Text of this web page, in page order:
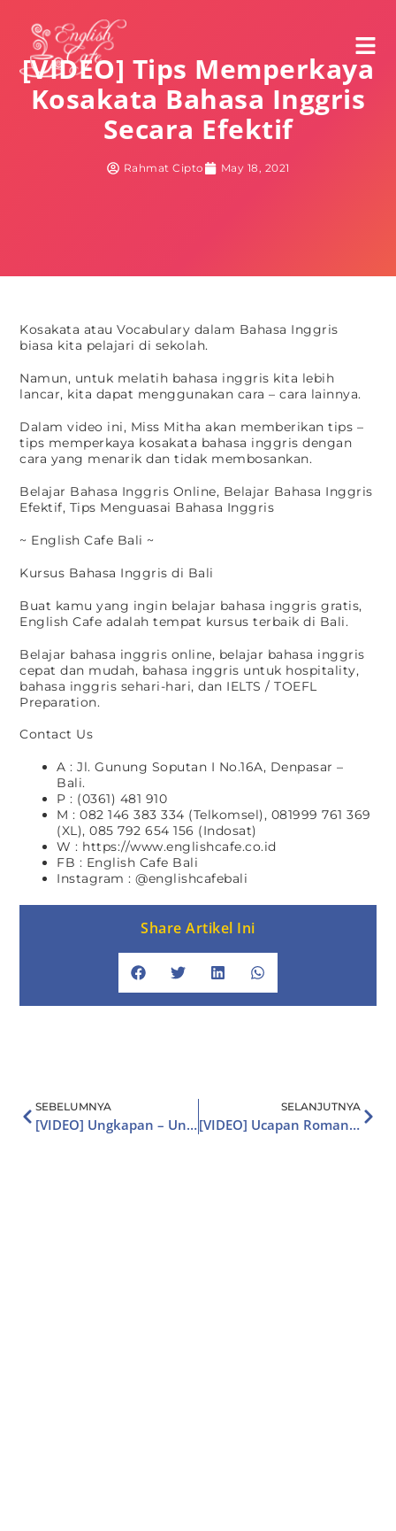
[VIDEO] Tips Memperkaya
Kosakata Bahasa Inggris
Secara Efektif
Rahmat Cipto May 18, 2021
Kosakata atau Vocabulary dalam Bahasa Inggris
biasa kita pelajari di sekolah.
Namun, untuk melatih bahasa inggris kita lebih
lancar, kita dapat menggunakan cara – cara lainnya.
Dalam video ini, Miss Mitha akan memberikan tips –
tips memperkaya kosakata bahasa inggris dengan
cara yang menarik dan tidak membosankan.
Belajar Bahasa Inggris Online, Belajar Bahasa Inggris
Efektif, Tips Menguasai Bahasa Inggris
~ English Cafe Bali ~
Kursus Bahasa Inggris di Bali
Buat kamu yang ingin belajar bahasa inggris gratis,
English Cafe adalah tempat kursus terbaik di Bali.
Belajar bahasa inggris online, belajar bahasa inggris
cepat dan mudah, bahasa inggris untuk hospitality,
bahasa inggris sehari-hari, dan IELTS / TOEFL
Preparation.
Contact Us
A : Jl. Gunung Soputan I No.16A, Denpasar –
Bali.
P : (0361) 481 910
M : 082 146 383 334 (Telkomsel), 081999 761 369
(XL), 085 792 654 156 (Indosat)
W : https://www.englishcafe.co.id
FB : English Cafe Bali
Instagram : @englishcafebali
Share Artikel Ini
SEBELUMNYA
[VIDEO] Ungkapan – Ungkapan Cinta dalam Bahasa Inggris
SELANJUTNYA
[VIDEO] Ucapan Romantis Untuk Pacar di Hari Valentine Dalam Bahasa Inggris